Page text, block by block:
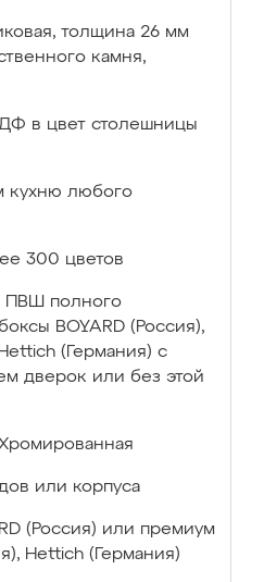
толщина 26 мм
камня,
в цвет столешницы
кухню любого
300 цветов
ПВШ полного
BOYARD (Россия),
(Германия) с
дверок или без этой
или корпуса
(Россия) или премиум
Hettich (Германия)